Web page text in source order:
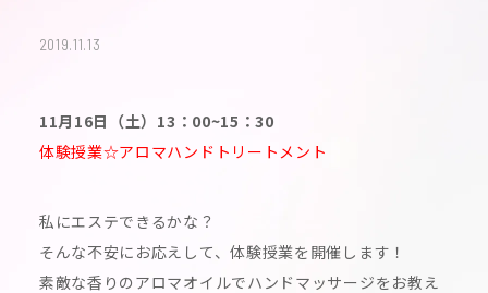
2019.11.13
11月16日（土）13：00~15：30
体験授業☆アロマハンドトリートメント
私にエステできるかな？
そんな不安にお応えして、体験授業を開催します！
素敵な香りのアロマオイルでハンドマッサージをお教え